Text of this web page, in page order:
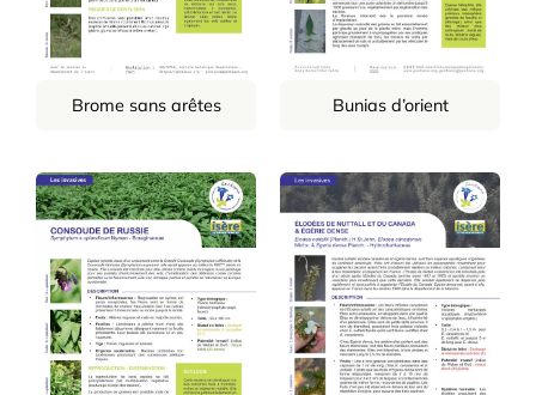
Brome sans arêtes Bunias d’orient